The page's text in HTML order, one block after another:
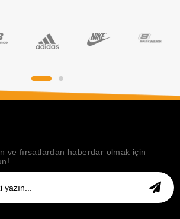
ve fırsatlardan haberdar olmak için